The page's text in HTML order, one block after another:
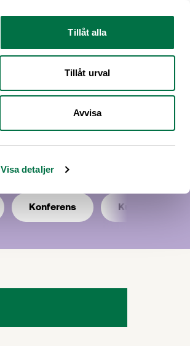
Visa detaljer
Tillåt alla
Tillåt urval
Avvisa
Konferens Kurs/utbildning